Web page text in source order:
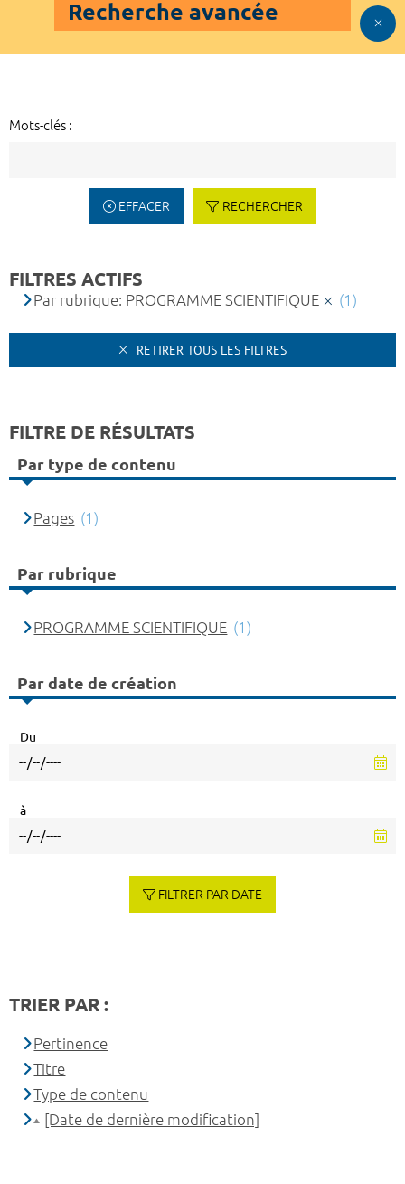
Recherche avancée
Mots-clés :
EFFACER RECHERCHER
FILTRES ACTIFS
Par rubrique: PROGRAMME SCIENTIFIQUE (1)
RETIRER TOUS LES FILTRES
FILTRE DE RÉSULTATS
Par type de contenu
Pages (1)
Par rubrique
PROGRAMME SCIENTIFIQUE (1)
Par date de création
Du
à
FILTRER PAR DATE
TRIER PAR :
Pertinence
Titre
Type de contenu
[Date de dernière modification]